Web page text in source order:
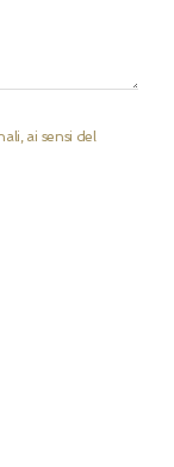
ai sensi del